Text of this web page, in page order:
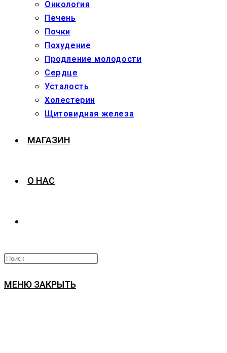
Онкология
Печень
Почки
Похудение
Продление молодости
Сердце
Усталость
Холестерин
Щитовидная железа
МАГАЗИН
О НАС
ПОИСК
МЕНЮ ЗАКРЫТЬ